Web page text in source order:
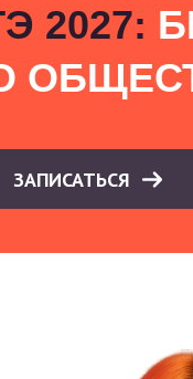
2027:
ЗАПИСАТЬСЯ